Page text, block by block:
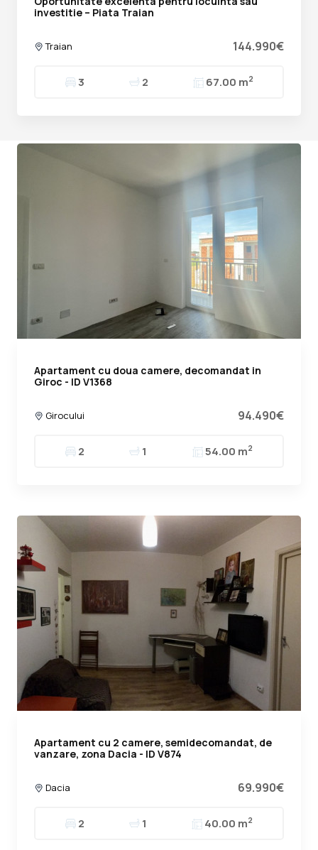
investitie – Piata Traian
Traian 144.990€
3 2 67.00 m2
Apartament cu doua camere, decomandat in
Giroc - ID V1368
Girocului 94.490€
2 1 54.00 m2
Apartament cu 2 camere, semidecomandat, de
vanzare, zona Dacia - ID V874
Dacia 69.990€
2 1 40.00 m2